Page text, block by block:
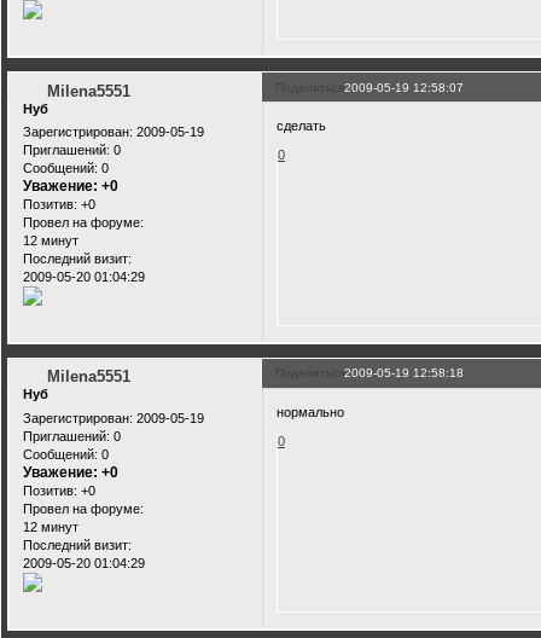
Поделиться2009-05-19 12:58:07
Milena5551
Нуб
Зарегистрирован: 2009-05-19
Приглашений: 0
Сообщений: 0
Уважение: +0
Позитив: +0
Провел на форуме:
12 минут
Последний визит:
2009-05-20 01:04:29
сделать
0
Поделиться2009-05-19 12:58:18
Milena5551
Нуб
Зарегистрирован: 2009-05-19
Приглашений: 0
Сообщений: 0
Уважение: +0
Позитив: +0
Провел на форуме:
12 минут
Последний визит:
2009-05-20 01:04:29
нормально
0